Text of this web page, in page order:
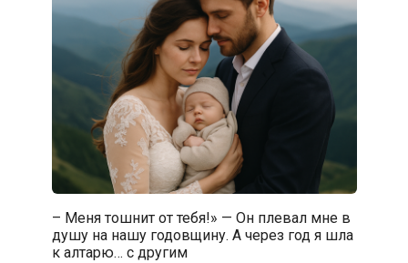
– Меня тошнит от тебя!» — Он плевал мне в
душу на нашу годовщину. А через год я шла
к алтарю… с другим